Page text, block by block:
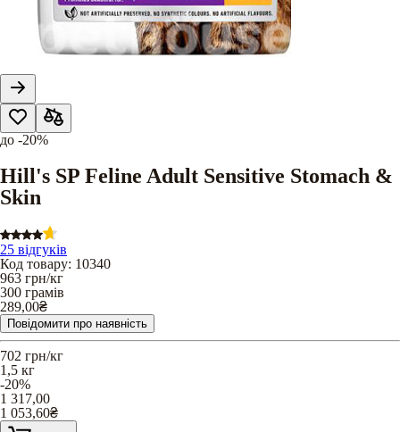
до -20%
Hill's SP Feline Adult Sensitive Stomach &
Skin
25 відгуків
Код товару: 10340
963 грн/кг
300 грамів
289,00₴
Повідомити про наявність
702 грн/кг
1,5 кг
-20%
1 317,00
1 053,60₴